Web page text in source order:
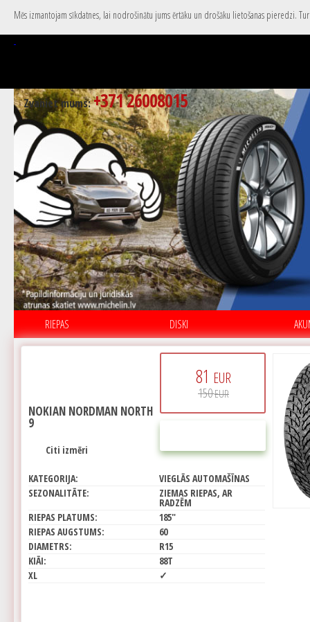
Mēs izmantojam sīkdatnes, lai nodrošinātu jums ērtāku un drošāku lietošanas pieredzi.
Zvaniet mums:+371 26008015
RIEPAS DISKI
81 EUR
150EUR
NOKIAN NORDMAN NORTH
9
Citi izmēri
KATEGORIJA:
VIEGLĀS AUTOMAŠĪNAS
SEZONALITĀTE:
ZIEMAS RIEPAS, AR
RADZĒM
RIEPAS PLATUMS:
185"
RIEPAS AUGSTUMS:
60
DIAMETRS:
R15
KIĀI:
88T
XL
✓